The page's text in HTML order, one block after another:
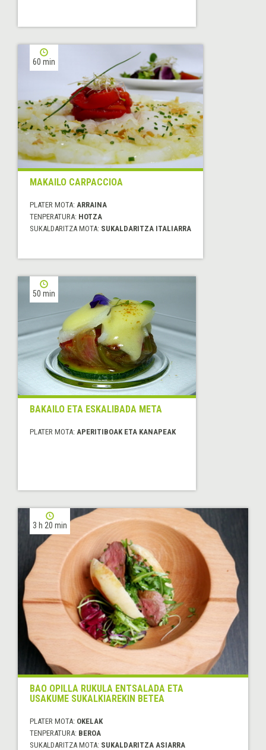
60 min
MAKAILO CARPACCIOA
PLATER MOTA: ARRAINA
TENPERATURA: HOTZA
SUKALDARITZA MOTA: SUKALDARITZA ITALIARRA
50 min
BAKAILO ETA ESKALIBADA META
PLATER MOTA: APERITIBOAK ETA KANAPEAK
3 h 20 min
BAO OPILLA RUKULA ENTSALADA ETA
USAKUME SUKALKIAREKIN BETEA
PLATER MOTA: OKELAK
TENPERATURA: BEROA
SUKALDARITZA MOTA: SUKALDARITZA ASIARRA